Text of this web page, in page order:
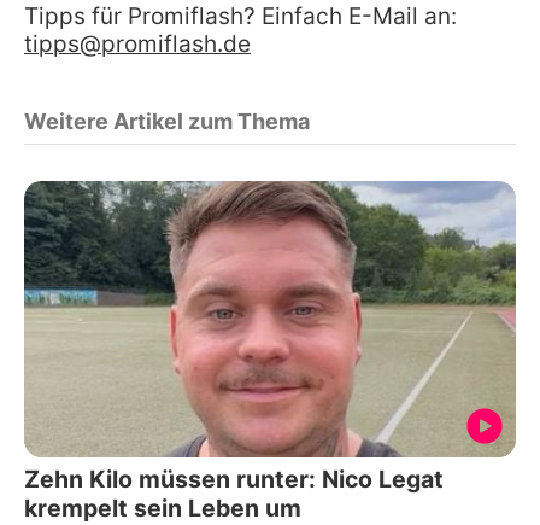
Tipps für Promiflash? Einfach E-Mail an:
tipps@promiflash.de
Weitere Artikel zum Thema
Zehn Kilo müssen runter: Nico Legat
krempelt sein Leben um